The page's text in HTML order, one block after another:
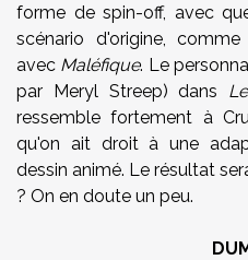
forme de spin-off, avec
scénario d'origine,
avec Maléfique. Le
par Meryl Streep) dans
ressemble fortement à
qu'on ait droit à une
dessin animé. Le résultat
? On en doute un peu.